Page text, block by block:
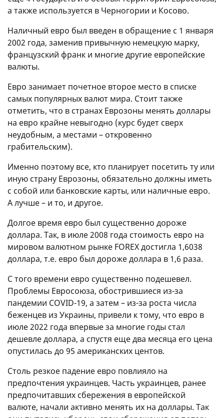
а также используется в Черногории и Косово.
Наличный евро был введен в обращение с 1 января
2002 года, заменив привычную немецкую марку,
французский франк и многие другие европейские
валюты.
Евро занимает почетное второе место в списке
самых популярных валют мира. Стоит также
отметить, что в странах Еврозоны менять доллары
на евро крайне невыгодно (курс будет сверх
неудобным, а местами – откровенно
грабительским).
Именно поэтому все, кто планирует посетить ту или
иную страну Еврозоны, обязательно должны иметь
с собой или банковские карты, или наличные евро.
А лучше – и то, и другое.
Долгое время евро был существенно дороже
доллара. Так, в июле 2008 года стоимость евро на
мировом валютном рынке FOREX достигла 1,6038
доллара, т.е. евро был дороже доллара в 1,6 раза.
С того времени евро существенно подешевел.
Проблемы Евросоюза, обострившиеся из-за
пандемии COVID-19, а затем – из-за роста числа
беженцев из Украины, привели к тому, что евро в
июле 2022 года впервые за многие годы стал
дешевле доллара, а спустя еще два месяца его цена
опустилась до 95 американских центов.
Столь резкое падение евро повлияло на
предпочтения украинцев. Часть украинцев, ранее
предпочитавших сбережения в европейской
валюте, начали активно менять их на доллары. Так